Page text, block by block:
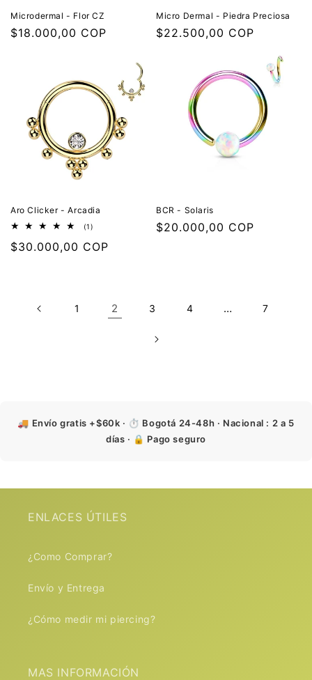
Microdermal - Flor CZ
Precio
$18.000,00 COP
Micro Dermal - Piedra Preciosa
Precio
$22.500,00 COP
Aro Clicker - Arcadia
(1)
totales
Precio
$30.000,00 COP
BCR - Solaris
Precio
$20.000,00 COP
1 2 3 4 … 7
🚚 Envío gratis +$60k · ⏱️ Bogotá 24-48h · Nacional : 2 a 5
días · 🔒 Pago seguro
ENLACES ÚTILES
¿Como Comprar?
Envío y Entrega
¿Cómo medir mi piercing?
MAS INFORMACIÓN